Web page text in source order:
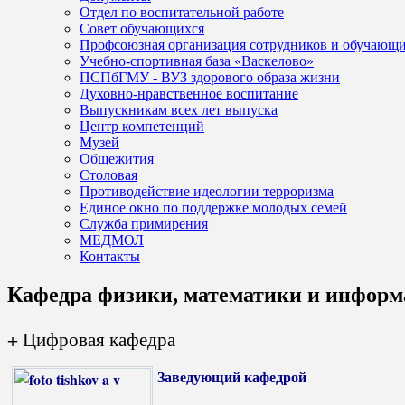
Отдел по воспитательной работе
Совет обучающихся
Профсоюзная организация сотрудников и
Учебно-спортивная база «Васкелово»
ПСПбГМУ - ВУЗ здорового образа жизни
Духовно-нравственное воспитание
Выпускникам всех лет выпуска
Центр компетенций
Музей
Общежития
Столовая
Противодействие идеологии терроризма
Единое окно по поддержке молодых семей
Служба примирения
МЕДМОЛ
Контакты
Кафедра физики, математики и
+ Цифровая кафедра
Заведующий кафедрой